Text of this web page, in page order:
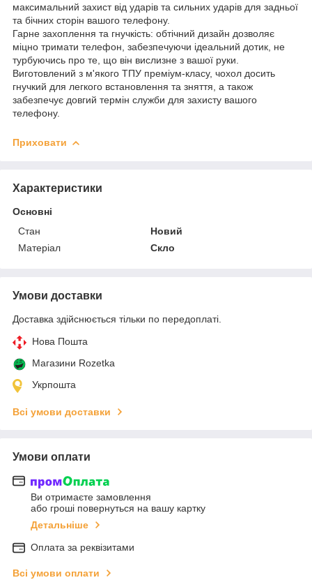
максимальний захист від ударів та сильних ударів для задньої
та бічних сторін вашого телефону.
Гарне захоплення та гнучкість: обтічний дизайн дозволяє
міцно тримати телефон, забезпечуючи ідеальний дотик, не
турбуючись про те, що він вислизне з вашої руки.
Виготовлений з м'якого ТПУ преміум-класу, чохол досить
гнучкий для легкого встановлення та зняття, а також
забезпечує довгий термін служби для захисту вашого
телефону.
Приховати
Характеристики
Основні
Стан
Новий
Матеріал
Скло
Умови доставки
Доставка здійснюється тільки по передоплаті.
Нова Пошта
Магазини Rozetka
Укрпошта
Всі умови доставки
Умови оплати
Ви отримаєте замовлення
або гроші повернуться на вашу картку
Детальніше
Оплата за реквізитами
Всі умови оплати